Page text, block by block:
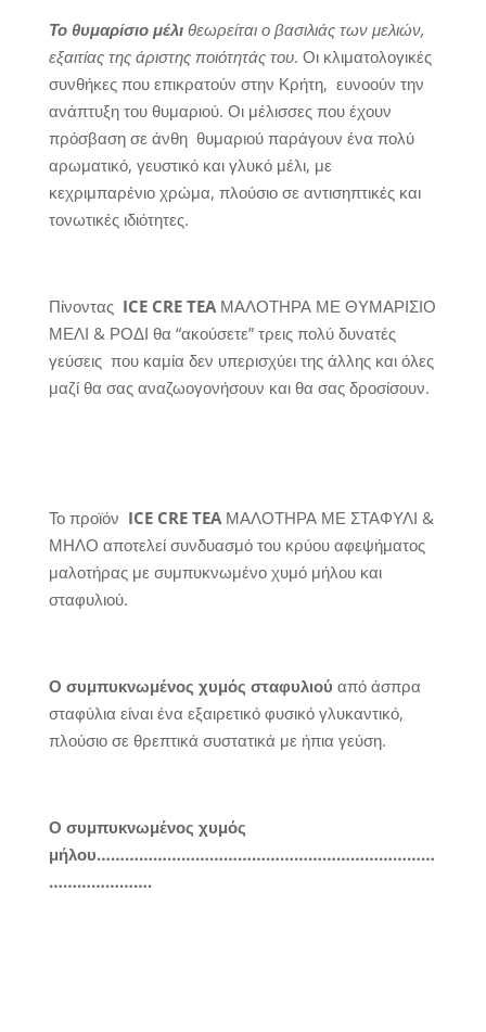
Το θυμαρίσιο μέλι θεωρείται ο βασιλιάς των μελιών,
εξαιτίας της άριστης ποιότητάς του. Οι κλιματολογικές
συνθήκες που επικρατούν στην Κρήτη, ευνοούν την
ανάπτυξη του θυμαριού. Οι μέλισσες που έχουν
πρόσβαση σε άνθη θυμαριού παράγουν ένα πολύ
αρωματικό, γευστικό και γλυκό μέλι, με
κεχριμπαρένιο χρώμα, πλούσιο σε αντισηπτικές και
τονωτικές ιδιότητες.
Πίνοντας ICE CRE TEAΜΑΛΟΤΗΡΑ ΜΕ ΘΥΜΑΡΙΣΙΟ
ΜΕΛΙ & ΡΟΔΙ θα “ακούσετε” τρεις πολύ δυνατές
γεύσεις που καμία δεν υπερισχύει της άλλης και όλες
μαζί θα σας αναζωογονήσουν και θα σας δροσίσουν.
Το προϊόν ICE CRE TEAΜΑΛΟΤΗΡΑ ΜΕ ΣΤΑΦΥΛΙ &
ΜΗΛΟ αποτελεί συνδυασμό του κρύου αφεψήματος
μαλοτήρας με συμπυκνωμένο χυμό μήλου και
σταφυλιού.
Ο συμπυκνωμένος χυμός σταφυλιού από άσπρα
σταφύλια είναι ένα εξαιρετικό φυσικό γλυκαντικό,
πλούσιο σε θρεπτικά συστατικά με ήπια γεύση.
Ο συμπυκνωμένος χυμός
μήλου………………………………………………………………
………………….